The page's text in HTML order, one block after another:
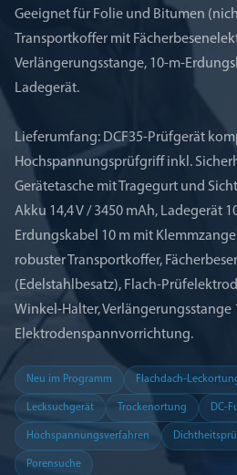
Geeignet für Folie und Bitumen
Transportkoffer mit
Verlängerungsstange, 10-m-
Ladegerät.
Lieferumfang: DCF35-Prüfgerät
Hochspannungsprüfgriff inkl.
Gerätetasche mit Tragegurt und
Akku 14,4 V / 3450 mAh, Ladegerät
Erdungskabel 10 m mit
robuster Transportkoffer,
(Edelstahlbesatz), Flach-
Winkel-Halter, Verlängerungsstange
Elektrodenspannvorrichtung.
Neu im Programm Flachdach-
Lecksuchgerät Trockenortung DC-
Hochspannungsverfahren
Porensuche